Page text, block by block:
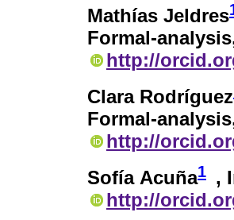
Mathías Jeldres
Formal-
http://
Clara Rodríguez
Formal-
http://
Sofía Acuña1 ,
http://